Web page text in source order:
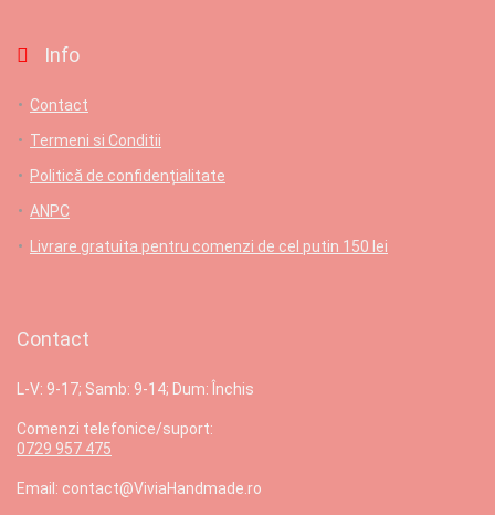
Info
Contact
Termeni si Conditii
Politică de confidențialitate
ANPC
Livrare gratuita pentru comenzi de cel putin 150 lei
Contact
L-V: 9-17; Samb: 9-14; Dum: Închis
Comenzi telefonice/suport:
0729 957 475
Email: contact@ViviaHandmade.ro